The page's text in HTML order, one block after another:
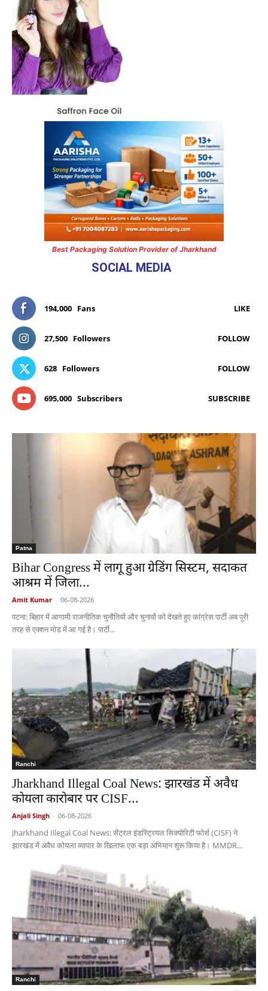
Best Packaging Solution Provider of Jharkhand
SOCIAL MEDIA
194,000 Fans LIKE
27,500 Followers FOLLOW
628 Followers FOLLOW
695,000 Subscribers SUBSCRIBE
Patna
Bihar Congress में लागू हुआ ग्रेडिंग सिस्टम, सदाकत
आश्रम में जिला...
Amit Kumar - 06-08-2026
पटना: बिहार में आगामी राजनीतिक चुनौतियों और चुनावों को देखते हुए कांग्रेस पार्टी अब पूरी
तरह से एक्शन मोड में आ गई है। पार्टी...
Ranchi
Jharkhand Illegal Coal News: झारखंड में अवैध
कोयला कारोबार पर CISF...
Anjali Singh - 06-08-2026
Jharkhand Illegal Coal News: सेंट्रल इंडस्ट्रियल सिक्योरिटी फोर्स (CISF) ने
झारखंड में अवैध कोयला व्यापार के खिलाफ एक बड़ा अभियान शुरू किया है। MMDR...
Ranchi